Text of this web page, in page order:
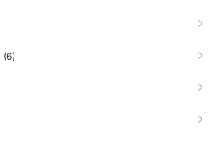
(6)